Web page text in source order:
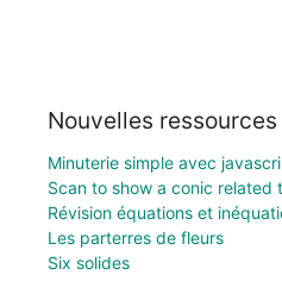
Nouvelles ressources
Minuterie simple avec
Scan to show a conic related
Révision équations et
Les parterres de fleurs
Six solides